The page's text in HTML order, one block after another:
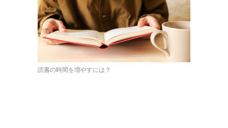
読書の時間を増やすには？